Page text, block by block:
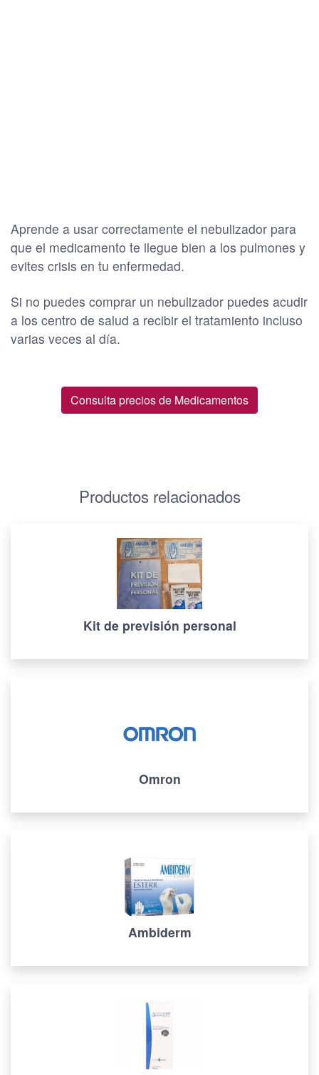
Aprende a usar correctamente el nebulizador para
que el medicamento te llegue bien a los pulmones y
evites crisis en tu enfermedad.
Si no puedes comprar un nebulizador puedes acudir
a los centro de salud a recibir el tratamiento incluso
varias veces al día.
Consulta precios de Medicamentos
Productos relacionados
Kit de previsión personal
Omron
Ambiderm